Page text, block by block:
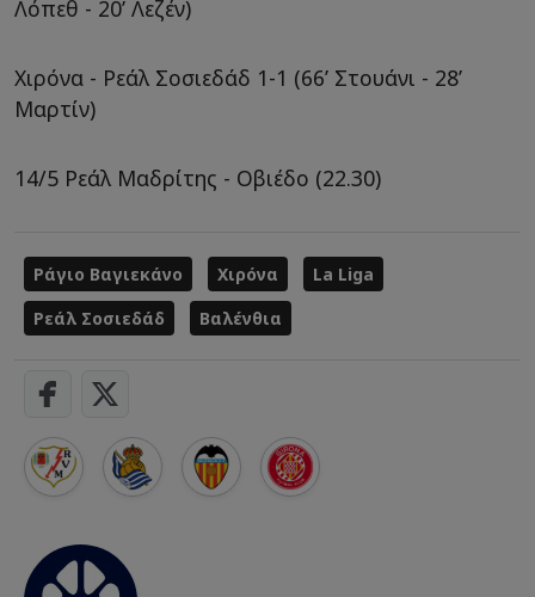
Λόπεθ - 20’ Λεζέν)
Χιρόνα - Ρεάλ Σοσιεδάδ 1-1 (66’ Στουάνι - 28’
Μαρτίν)
14/5 Ρεάλ Μαδρίτης - Οβιέδο (22.30)
Ράγιο Βαγιεκάνο Χιρόνα
La Liga
Ρεάλ Σοσιεδάδ
Βαλένθια